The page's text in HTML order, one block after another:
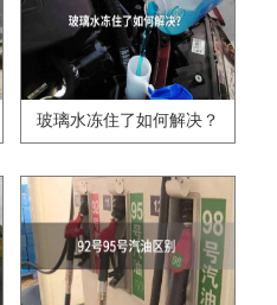
玻璃水冻住了如何解决？